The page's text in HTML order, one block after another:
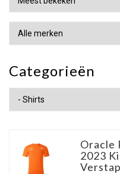
Categorieën
Oracle
2023